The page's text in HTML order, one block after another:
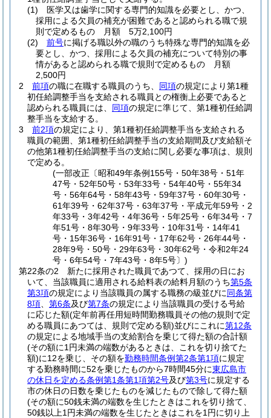
(1)
医学又は歯学に関する専門的知識を必要とし、かつ、
採用による欠員の補充が困難であると認められる職で規
則で定めるもの 月額 5万2,100円
(2)
前号に掲げる職以外の職のうち特殊な専門的知識を必
要とし、かつ、採用による欠員の補充について特別の事
情があると認められる職で規則で定めるもの 月額
2,500円
2
前項の職に在職する職員のうち、 同項の規定により第1種
初任給調整手当を支給される職員との権衡上必要であると
認められる職員には、 同項の規定に準じて、第1種初任給調
整手当を支給する。
3
前2項の規定により、第1種初任給調整手当を支給される
職員の範囲、第1種初任給調整手当の支給期間及び支給額そ
の他第1種初任給調整手当の支給に関し必要な事項は、規則
で定める。
(一部改正〔昭和49年条例155号・50年38号・51年
47号・52年50号・53年33号・54年40号・55年34
号・56年64号・58年43号・59年37号・60年30号・
61年39号・62年37号・63年37号・平成元年59号・2
年33号・3年42号・4年36号・5年25号・6年34号・7
年51号・8年30号・9年33号・10年31号・14年41
号・15年36号・16年91号・17年62号・26年44号・
28年9号・50号・29年63号・30年62号・令和2年24
号・6年54号・7年43号・8年5号〕)
第22条の2
新たに採用された職員であつて、採用の日にお
いて、当該職員に適用される給料表の給料月額のうち第5条
第3項の規定により当該職員の属する職務の級並びに同条第
8項
第6条及び第7条の規定により当該職員の受ける号給
に応じた額(定年前再任用短時間勤務職員その他の規則で定
める職員にあつては、規則で定める額)並びにこれに第12条
の規定による地域手当の支給割合を乗じて得た額の合計額
(その額に1円未満の端数があるときは、これを切り捨てた
額)に12を乗じ、その額を勤務時間条例第2条第1項に規定
する勤務時間に52を乗じたものから7時間45分に東広島市
の休日を定める条例第1条第1項第2号及び第3号に規定する
市の休日の日数を乗じたものを減じたもので除して得た額
(その額に50銭未満の端数を生じたときはこれを切り捨て、
50銭以上1円未満の端数を生じたときはこれを1円に切り上